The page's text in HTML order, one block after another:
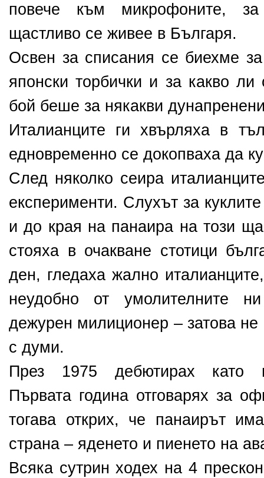
повече към микрофоните,
щастливо се живее в Българя.
Освен за списания се биехме
японски торбички и за какво
бой беше за някакви
Италианците ги хвърляха в
едновременно се докопваха да
След няколко сеира
експерименти. Слухът за
и до края на панаира на този
стояха в очакване стотици
ден, гледаха жално
неудобно от умолителните
дежурен милиционер – затова
с думи.
През 1975 дебютирах като
Първата година отговарях за
тогава открих, че панаирът
страна – яденето и пиенето на
Всяка сутрин ходех на 4